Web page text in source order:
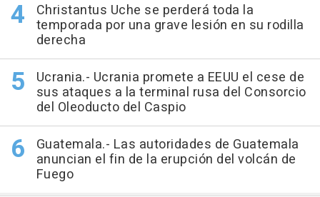
Christantus Uche se perderá toda la
temporada por una grave lesión en su rodilla
derecha
Ucrania.- Ucrania promete a EEUU el cese de
sus ataques a la terminal rusa del Consorcio
del Oleoducto del Caspio
Guatemala.- Las autoridades de Guatemala
anuncian el fin de la erupción del volcán de
Fuego